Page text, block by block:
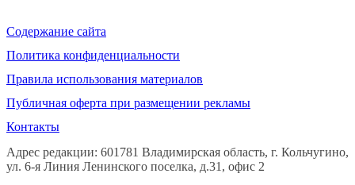
Содержание сайта
Политика конфиденциальности
Правила использования материалов
Публичная оферта при размещении рекламы
Контакты
Адрес редакции: 601781 Владимирская область, г. Кольчугино,
ул. 6-я Линия Ленинского поселка, д.31, офис 2